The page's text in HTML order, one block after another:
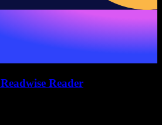
Speechify بمقابلہ Readwise Reader